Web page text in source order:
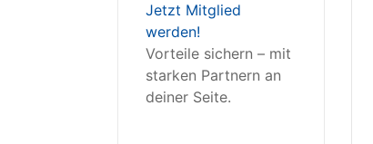
Jetzt Mitglied
werden!
Vorteile sichern – mit
starken Partnern an
deiner Seite.